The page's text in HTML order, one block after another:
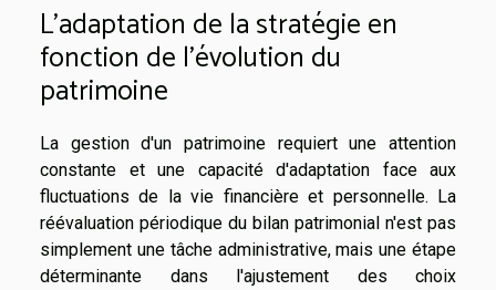
L'adaptation de la stratégie en
fonction de l'évolution du
patrimoine
La gestion d'un patrimoine requiert une attention
constante et une capacité d'adaptation face aux
fluctuations de la vie financière et personnelle. La
réévaluation périodique du bilan patrimonial n'est pas
simplement une tâche administrative, mais une étape
déterminante dans l'ajustement des choix